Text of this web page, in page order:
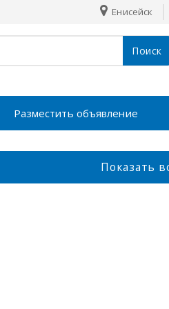
Енисейск
Поиск
Разместить объявление
Показать